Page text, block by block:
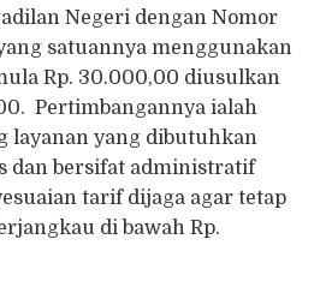
Negeri dengan Nomor
satuannya menggunakan
Rp. 30.000,00 diusulkan
Pertimbangannya ialah
layanan yang dibutuhkan
dan bersifat administratif
tarif dijaga agar tetap
di bawah Rp.